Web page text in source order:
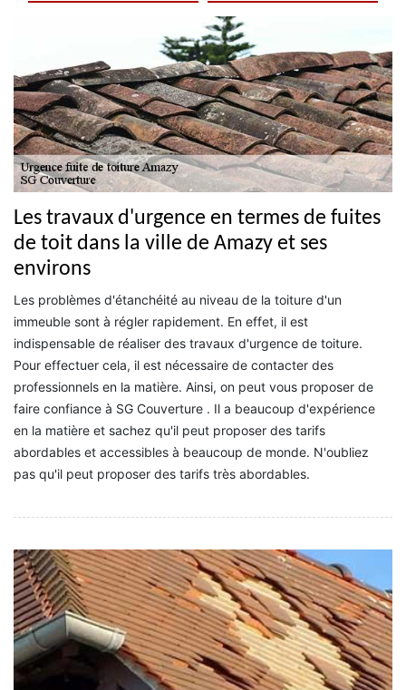
Les travaux d'urgence en termes de fuites
de toit dans la ville de Amazy et ses
environs
Les problèmes d'étanchéité au niveau de la toiture d'un
immeuble sont à régler rapidement. En effet, il est
indispensable de réaliser des travaux d'urgence de toiture.
Pour effectuer cela, il est nécessaire de contacter des
professionnels en la matière. Ainsi, on peut vous proposer de
faire confiance à SG Couverture . Il a beaucoup d'expérience
en la matière et sachez qu'il peut proposer des tarifs
abordables et accessibles à beaucoup de monde. N'oubliez
pas qu'il peut proposer des tarifs très abordables.